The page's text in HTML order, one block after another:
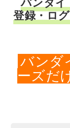
バンダイ
登録・ロ
バンダ
ーズだ